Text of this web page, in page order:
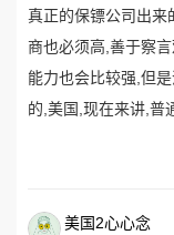
真正的保镖公司出来
商也必须高,善于察
能力也会比较强,但
的,美国,现在来讲,普
美国2心心念